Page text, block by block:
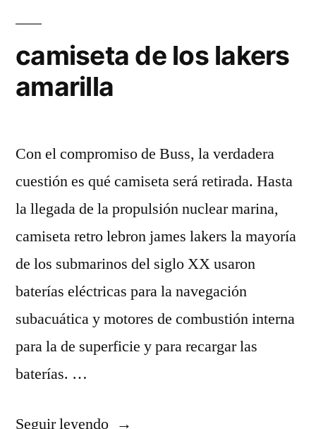
camiseta de los lakers
amarilla
Con el compromiso de Buss, la verdadera
cuestión es qué camiseta será retirada. Hasta
la llegada de la propulsión nuclear marina,
camiseta retro lebron james lakers la mayoría
de los submarinos del siglo XX usaron
baterías eléctricas para la navegación
subacuática y motores de combustión interna
para la de superficie y para recargar las
baterías. …
Seguir leyendo«camiseta